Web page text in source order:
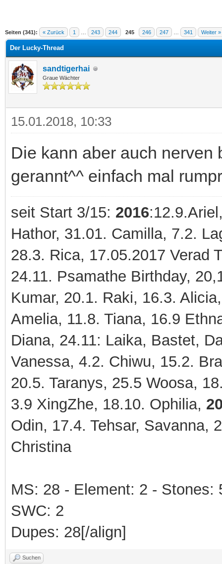
Seiten (341): « Zurück 1 243 244 245 246 247 341 Weiter »
im Durchschnitt
Der Lucky-Thread
sandtigerhai
Graue Wächter
15.01.2018, 10:33
Die kann aber auch nerven
gerannt^^ einfach mal
seit Start 3/15: 2016
Hathor, 31.01. Camilla, 7.2.
28.3. Rica, 17.05.2017 Verad
24.11. Psamathe Birthday,
Kumar, 20.1. Raki, 16.3.
Amelia, 11.8. Tiana, 16.9
Diana, 24.11: Laika, Bastet,
Vanessa, 4.2. Chiwu, 15.2.
20.5. Taranys, 25.5 Woosa,
3.9 XingZhe, 18.10. Ophilia,
Odin, 17.4. Tehsar, Savanna,
Christina
MS: 28 - Element: 2 -
SWC: 2
Dupes: 28[/align]
Suchen